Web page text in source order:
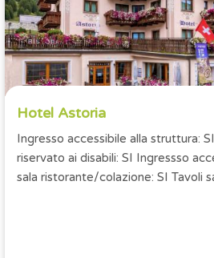
Hotel Astoria
Ingresso accessibile alla struttura: SI Parcheggio
riservato ai disabili: SI Ingressso accessibile alla
sala ristorante/colazione: SI Tavoli sala colazioni